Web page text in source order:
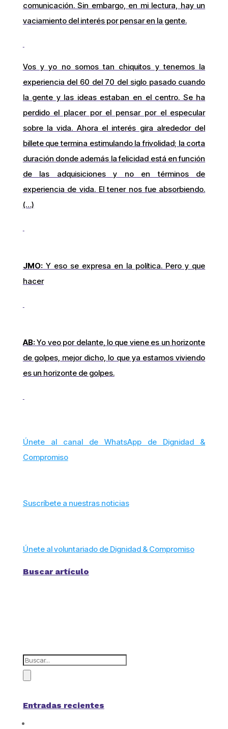
comunicación. Sin embargo, en mi lectura, hay un
vaciamiento del interés por pensar en la gente.
Vos y yo no somos tan chiquitos y tenemos la
experiencia del 60 del 70 del siglo pasado cuando
la gente y las ideas estaban en el centro. Se ha
perdido el placer por el pensar por el especular
sobre la vida. Ahora el interés gira alrededor del
billete que termina estimulando la frivolidad; la corta
duración donde además la felicidad está en función
de las adquisiciones y no en términos de
experiencia de vida. El tener nos fue absorbiendo.
(…)
JMO:Y eso se expresa en la política. Pero y que
hacer
AB:Yo veo por delante, lo que viene es un horizonte
de golpes, mejor dicho, lo que ya estamos viviendo
es un horizonte de golpes.
Únete al canal de WhatsApp de Dignidad &
Compromiso
Suscríbete a nuestras noticias
Únete al voluntariado de Dignidad & Compromiso
Buscar artículo
Entradas recientes